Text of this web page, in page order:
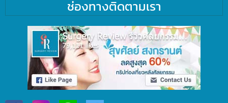
ช่องทางติดตามเรา